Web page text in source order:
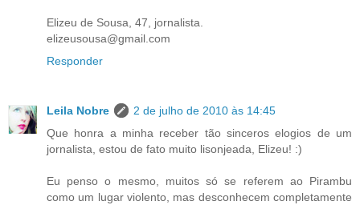
Elizeu de Sousa, 47, jornalista.
elizeusousa@gmail.com
Responder
Leila Nobre
2 de julho de 2010 às 14:45
Que honra a minha receber tão sinceros elogios de um
jornalista, estou de fato muito lisonjeada, Elizeu! :)
Eu penso o mesmo, muitos só se referem ao Pirambu
como um lugar violento, mas desconhecem completamente